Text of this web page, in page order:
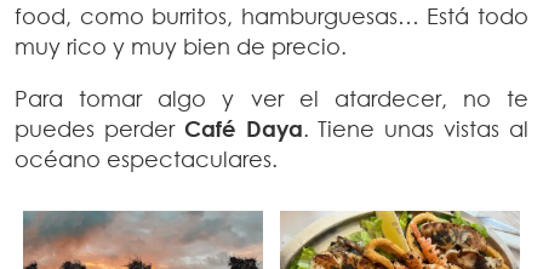
food, como burritos, hamburguesas… Está todo
muy rico y muy bien de precio.
Para tomar algo y ver el atardecer, no te
puedes perder Café Daya. Tiene unas vistas al
océano espectaculares.